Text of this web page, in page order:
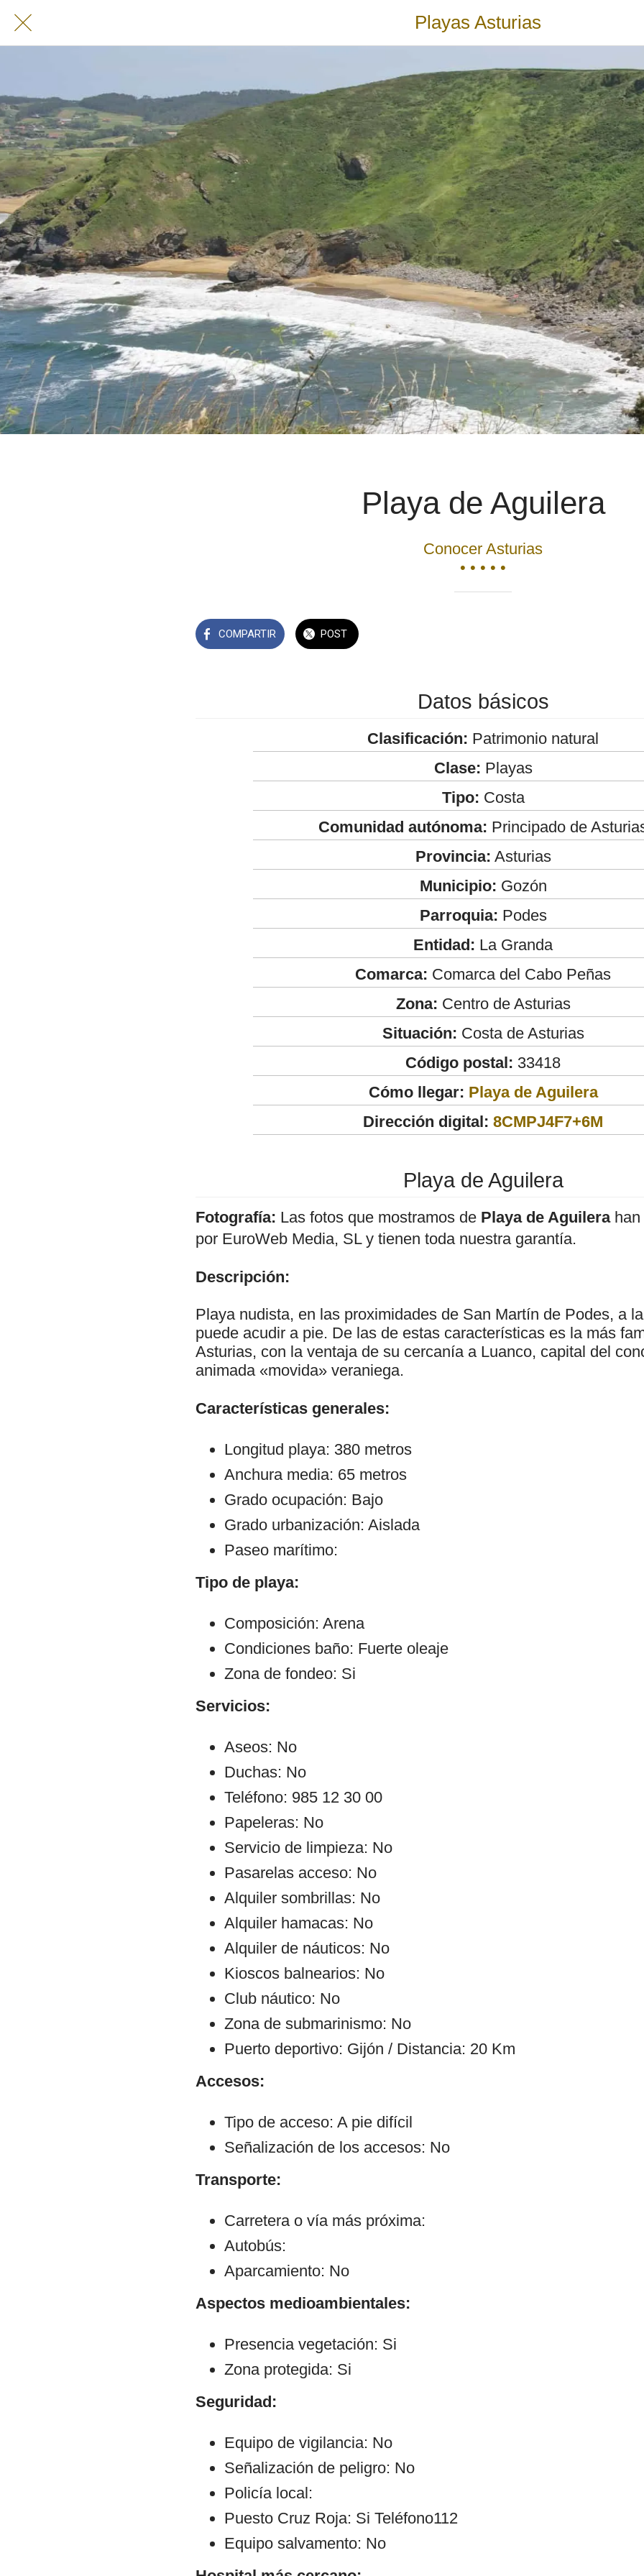
Playas Asturias
Playa de Aguilera
Conocer Asturias
• • • • •
COMPARTIR POST
Datos básicos
Clasificación: Patrimonio natural
Clase: Playas
Tipo: Costa
Comunidad autónoma: Principado de
Provincia: Asturias
Municipio: Gozón
Parroquia: Podes
Entidad: La Granda
Comarca: Comarca del Cabo Peñas
Zona: Centro de Asturias
Situación: Costa de Asturias
Código postal: 33418
Cómo llegar: Playa de Aguilera
Dirección digital: 8CMPJ4F7+6M
Playa de Aguilera
Fotografía: Las fotos que mostramos de Playa de Aguilerahan
por EuroWeb Media, SL y tienen toda nuestra garantía.
Descripción:
Playa nudista, en las proximidades de San Martín de Podes, a
puede acudir a pie. De las de estas características es la más
Asturias, con la ventaja de su cercanía a Luanco, capital del
animada «movida» veraniega.
Características generales:
Longitud playa: 380 metros
Anchura media: 65 metros
Grado ocupación: Bajo
Grado urbanización: Aislada
Paseo marítimo:
Tipo de playa:
Composición: Arena
Condiciones baño: Fuerte oleaje
Zona de fondeo: Si
Servicios:
Aseos: No
Duchas: No
Teléfono: 985 12 30 00
Papeleras: No
Servicio de limpieza: No
Pasarelas acceso: No
Alquiler sombrillas: No
Alquiler hamacas: No
Alquiler de náuticos: No
Kioscos balnearios: No
Club náutico: No
Zona de submarinismo: No
Puerto deportivo: Gijón / Distancia: 20 Km
Accesos:
Tipo de acceso: A pie difícil
Señalización de los accesos: No
Transporte:
Carretera o vía más próxima:
Autobús:
Aparcamiento: No
Aspectos medioambientales:
Presencia vegetación: Si
Zona protegida: Si
Seguridad:
Equipo de vigilancia: No
Señalización de peligro: No
Policía local:
Puesto Cruz Roja: Si Teléfono112
Equipo salvamento: No